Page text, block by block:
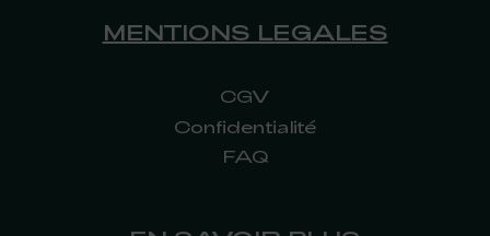
MENTIONS LEGALES
CGV
Confidentialité
FAQ